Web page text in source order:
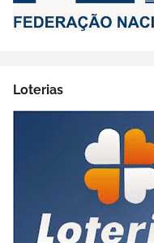
Loterias